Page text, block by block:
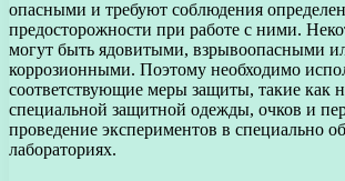
опасными и требуют соблюдения
предосторожности при работе с ними.
могут быть ядовитыми, взрывоопасными
коррозионными. Поэтому необходимо
соответствующие меры защиты, такие как
специальной защитной одежды, очков и
проведение экспериментов в специально
лабораториях.